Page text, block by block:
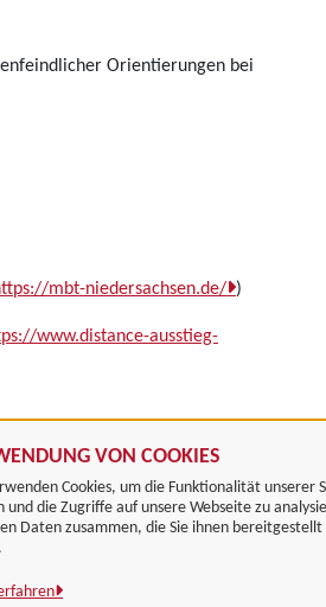
VON COOKIES
Cookies, um die Funktionalität
und die Zugriffe auf unsere Webseite zu
Daten zusammen, die Sie ihnen
Orientierungen bei
mbt-niedersachsen.de/ )
www.distance-ausstieg-